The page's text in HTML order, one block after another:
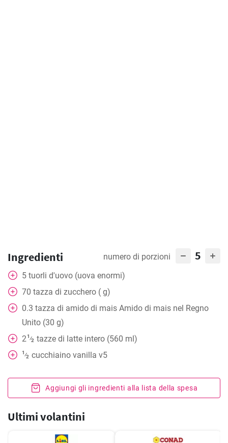
Ingredienti numero di porzioni 5
5 tuorli d'uovo (uova enormi)
70 tazza di zucchero ( g)
0.3 tazza di amido di mais Amido di mais nel Regno
Unito (30 g)
21⁄2 tazze di latte intero (560 ml)
1⁄2 cucchiaino vanilla v5
Aggiungi gli ingredienti alla lista della spesa
Ultimi volantini